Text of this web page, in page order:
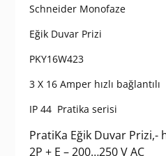
Schneider Monofaze
Eğik Duvar Prizi
PKY16W423
3 X 16 Amper hızlı bağlantılı
IP 44 Pratika serisi
PratiKa Eğik Duvar Prizi,-
2P + E – 200…250 V AC